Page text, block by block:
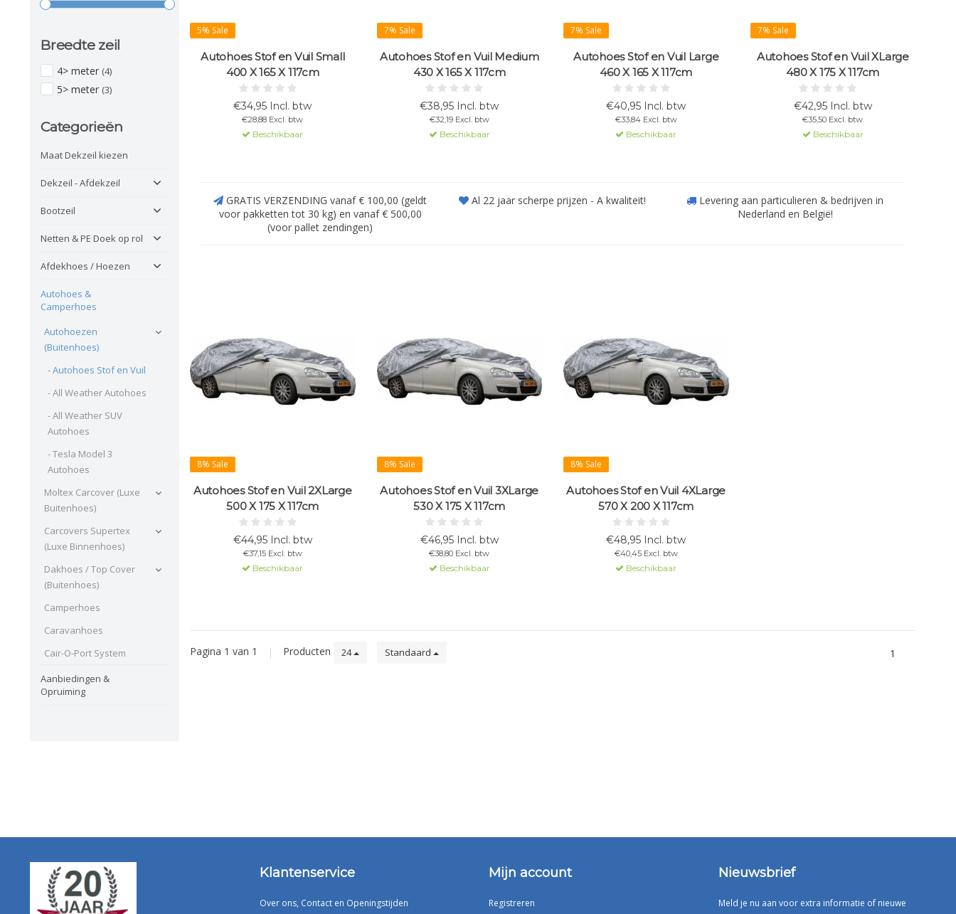
Breedte zeil
4> meter (4)
5> meter (3)
Categorieën
Maat Dekzeil kiezen
Dekzeil - Afdekzeil
Bootzeil
Netten & PE Doek op rol
Afdekhoes / Hoezen
Autohoes &
Camperhoes
Autohoezen
(Buitenhoes)
- Autohoes Stof en Vuil
- All Weather Autohoes
- All Weather SUV
Autohoes
- Tesla Model 3
Autohoes
Moltex Carcover (Luxe
Buitenhoes)
Carcovers Supertex
(Luxe Binnenhoes)
Dakhoes / Top Cover
(Buitenhoes)
Camperhoes
Caravanhoes
Cair-O-Port System
Aanbiedingen &
Opruiming
5% Sale
Autohoes Stof en Vuil Small
400 X 165 X 117cm
€34,95 Incl. btw
€28,88 Excl. btw
Beschikbaar
7% Sale
Autohoes Stof en Vuil Medium
430 X 165 X 117cm
€38,95 Incl. btw
€32,19 Excl. btw
Beschikbaar
7% Sale
Autohoes Stof en Vuil Large
460 X 165 X 117cm
€40,95 Incl. btw
€33,84 Excl. btw
Beschikbaar
7% Sale
Autohoes Stof en Vuil XLarge
480 X 175 X 117cm
€42,95 Incl. btw
€35,50 Excl. btw
Beschikbaar
GRATIS VERZENDING vanaf € 100,00 (geldt
voor pakketten tot 30 kg) en vanaf € 500,00
(voor pallet zendingen)
Al 22 jaar scherpe prijzen - A kwaliteit!
Levering aan particulieren & bedrijven in
Nederland en België!
8% Sale
Autohoes Stof en Vuil 2XLarge
500 X 175 X 117cm
€44,95 Incl. btw
€37,15 Excl. btw
Beschikbaar
8% Sale
Autohoes Stof en Vuil 3XLarge
530 X 175 X 117cm
€46,95 Incl. btw
€38,80 Excl. btw
Beschikbaar
8% Sale
Autohoes Stof en Vuil 4XLarge
570 X 200 X 117cm
€48,95 Incl. btw
€40,45 Excl. btw
Beschikbaar
Pagina 1 van 1 | Producten 24 Standaard 1
Klantenservice
Over ons, Contact en Openingstijden
Mijn account
Registreren
Nieuwsbrief
Meld je nu aan voor extra informatie of nieuwe